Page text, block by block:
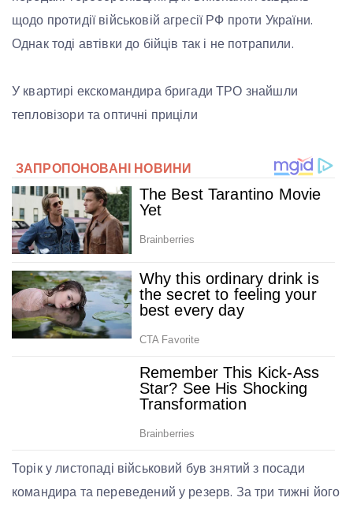
щодо протидії військовій агресії РФ проти України.
Однак тоді автівки до бійців так і не потрапили.
У квартирі екскомандира бригади ТРО знайшли
тепловізори та оптичні приціли
Торік у листопаді військовий був знятий з посади
командира та переведений у резерв. За три тижні його